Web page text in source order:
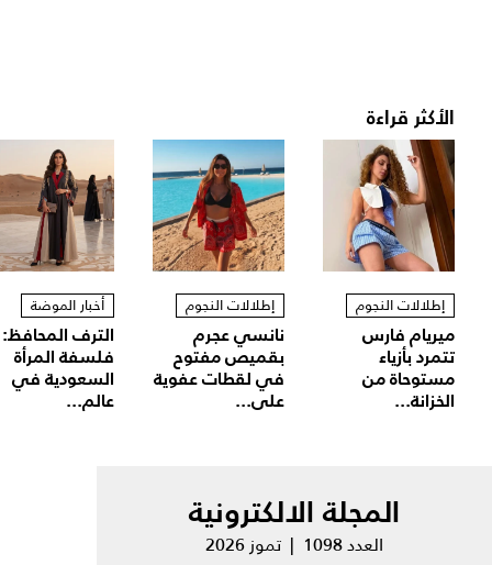
الأكثر قراءة
إطلالات النجوم
ميريام فارس
تتمرد بأزياء
مستوحاة من
الخزانة...
إطلالات النجوم
نانسي عجرم
بقميص مفتوح
في لقطات عفوية
على...
أخبار الموضة
الترف المحافظ:
فلسفة المرأة
السعودية في
عالم...
المجلة الالكترونية
العدد 1098 | تموز 2026